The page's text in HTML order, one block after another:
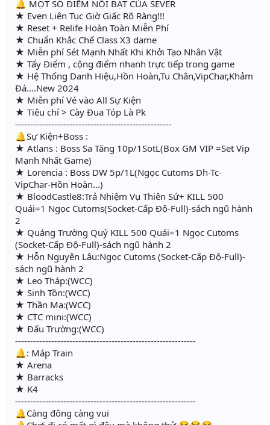
🔔 MỘT SỐ ĐIỂM NỔI BẬT CỦA SEVER
★ Even Liên Tục Giờ Giấc Rõ Ràng!!!
★ Reset + Relife Hoàn Toàn Miễn Phí
★ Chuẩn Khắc Chế Class X3 dame
★ Miễn phí Sét Mạnh Nhất Khi Khởi Tạo Nhân Vật
★ Tẩy Điểm , cộng điểm nhanh trực tiếp trong game
★ Hệ Thống Danh Hiệu,Hồn Hoàn,Tu Chân,VipChar,Khảm
Đá....New 2024
★ Miễn phí Vé vào All Sự Kiện
★ Tiêu chí > Cày Đua Tóp Là Pk
----------------------------------------------------
🔔Sự Kiện+Boss :
★ Atlans : Boss Sa Tăng 10p/1SotL(Box GM VIP =Set Vip
Mạnh Nhất Game)
★ Lorencia : Boss DW 5p/1L(Ngọc Cutoms Dh-Tc-
VipChar-Hồn Hoàn...)
★ BloodCastle8:Trả Nhiệm Vụ Thiên Sứ+ KILL 500
Quái=1 Ngọc Cutoms(Socket-Cấp Độ-Full)-sách ngũ hành
2
★ Quảng Trường Quỷ KILL 500 Quái=1 Ngọc Cutoms
(Socket-Cấp Độ-Full)-sách ngũ hành 2
★ Hỗn Nguyên Lâu:Ngọc Cutoms (Socket-Cấp Độ-Full)-
sách ngũ hành 2
★ Leo Tháp:(WCC)
★ Sinh Tồn:(WCC)
★ Thần Ma:(WCC)
★ CTC mini:(WCC)
★ Đấu Trường:(WCC)
------------------------------------------------------------
🔔: Máp Train
★ Arena
★ Barracks
★ K4
------------------------------------------------------------
🔔Càng đông càng vui